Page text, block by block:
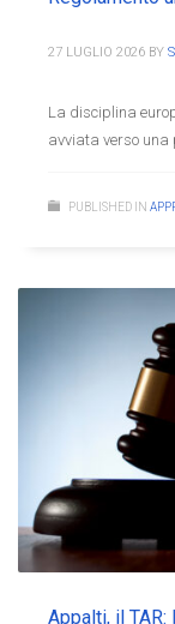
27 LUGLIO 2026 BY
La disciplina
avviata verso una
PUBLISHED IN
Appalti, il